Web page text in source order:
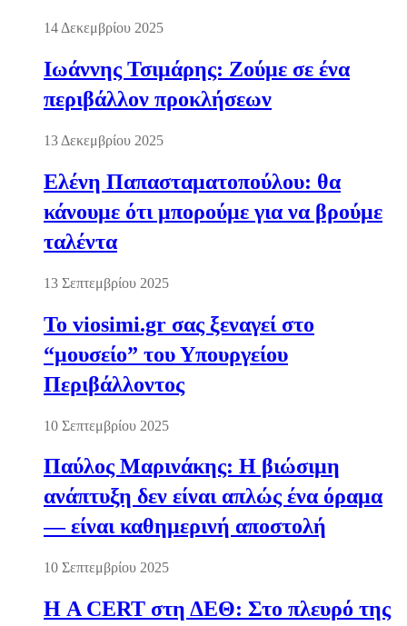
14 Δεκεμβρίου 2025
Ιωάννης Τσιμάρης: Ζούμε σε ένα
περιβάλλον προκλήσεων
13 Δεκεμβρίου 2025
Ελένη Παπασταματοπούλου: θα
κάνουμε ότι μπορούμε για να βρούμε
ταλέντα
13 Σεπτεμβρίου 2025
Το viosimi.gr σας ξεναγεί στο
“μουσείο” του Υπουργείου
Περιβάλλοντος
10 Σεπτεμβρίου 2025
Παύλος Μαρινάκης: Η βιώσιμη
ανάπτυξη δεν είναι απλώς ένα όραμα
— είναι καθημερινή αποστολή
10 Σεπτεμβρίου 2025
Η A CERT στη ΔΕΘ: Στο πλευρό της